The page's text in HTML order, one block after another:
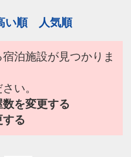
い順 人気順
泊施設が見つかりま
い。
数を変更する
する